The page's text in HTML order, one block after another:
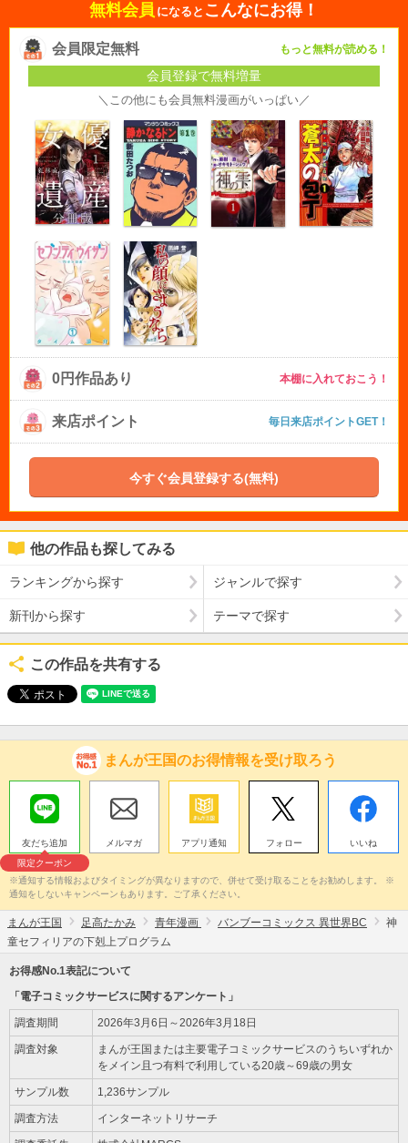
無料会員 になると こんなにお得！
会員限定無料 もっと無料が読める！
会員登録で無料増量
＼この他にも会員無料漫画がいっぱい／
0円作品あり 本棚に入れておこう！
来店ポイント 毎日来店ポイントGET！
今すぐ会員登録する(無料)
他の作品も探してみる
ランキングから探す ジャンルで探す
新刊から探す テーマで探す
この作品を共有する
まんが王国のお得情報を受け取ろう
友だち追加
限定クーポン
メルマガ アプリ通知 フォロー いいね
※通知する情報およびタイミングが異なりますので、併せて受け取ることをお勧めします。 ※
通知をしないキャンペーンもあります。ご了承ください。
まんが王国 足高たかみ 青年漫画 バンブーコミックス 異世界BC
神
童セフィリアの下剋上プログラム
お得感No.1表記について
「電子コミックサービスに関するアンケート」
調査期間 2026年3月6日～2026年3月18日
調査対象
まんが王国または主要電子コミックサービスのうちいずれか
をメイン且つ有料で利用している20歳～69歳の男女
サンプル数 1,236サンプル
調査方法 インターネットリサーチ